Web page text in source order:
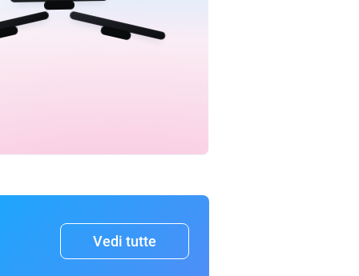
Vedi tutte